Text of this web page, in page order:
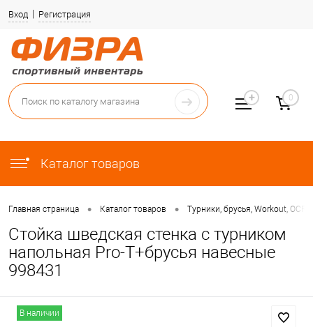
Вход Регистрация
Каталог товаров
0
Главная страница • Каталог товаров • Турники, брусья, Workout, OCR
Стойка шведская стенка с турником
напольная Pro-T+брусья навесные
998431
В наличии